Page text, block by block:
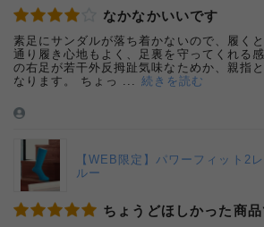
なかなかいいです
素足にサンダルが落ち着かないので、履く
通り履き心地もよく、足裏を守ってくれる
の右足が若干外反拇趾気味なためか、親指
なります。 ちょっ
続きを読む
【WEB限定】パワーフィット2
ルー
ちょうどほしかった商品